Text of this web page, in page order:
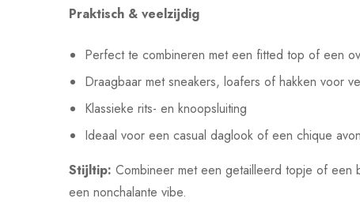
Praktisch & veelzijdig
Perfect te combineren met een fitted top of een
Draagbaar met sneakers, loafers of hakken voor
Klassieke rits- en knoopsluiting
Ideaal voor een casual daglook of een chique
Stijltip: Combineer met een getailleerd topje of
een nonchalante vibe.